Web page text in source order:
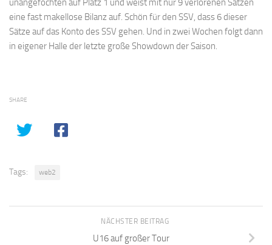
eine fast makellose Bilanz auf. Schön für den SSV, dass 6 dieser
Sätze auf das Konto des SSV gehen. Und in zwei Wochen folgt dann
in eigener Halle der letzte große Showdown der Saison.
SHARE
Tags: web2
NÄCHSTER BEITRAG
U16 auf großer Tour